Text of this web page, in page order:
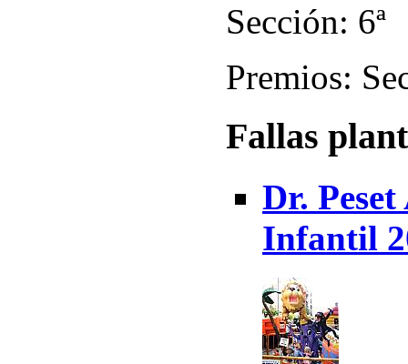
Sección: 6ª
Premios:
Fallas
Dr.
Infantil